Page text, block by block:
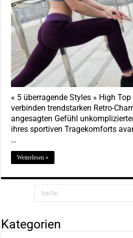
« 5 überragende Styles » High
verbinden trendstarken Retro-
angesagten Gefühl
ihres sportiven Tragekomforts
…
Weiterlesen »
Kategorien